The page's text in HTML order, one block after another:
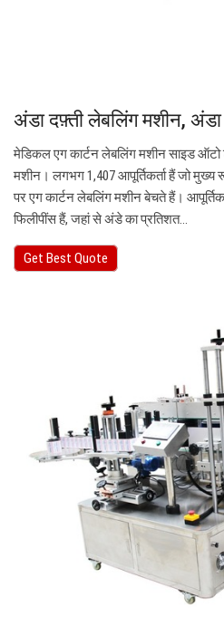
अंडा दफ़्ती लेबलिंग मशीन,
मेडिकल एग कार्टन लेबलिंग मशीन साइड ऑटो
मशीन। लगभग 1,407 आपूर्तिकर्ता हैं जो मुख्य
पर एग कार्टन लेबलिंग मशीन बेचते हैं।
फिलीपींस हैं, जहां से अंडे का प्रतिशत…
Get Best Quote